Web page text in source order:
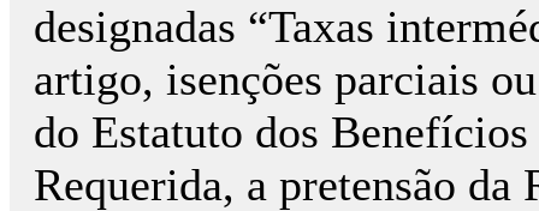
designadas “Taxas
artigo, isenções parciais
do Estatuto dos
Requerida, a pretensão da